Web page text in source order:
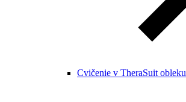
Cvičenie v TheraSuit obleku​